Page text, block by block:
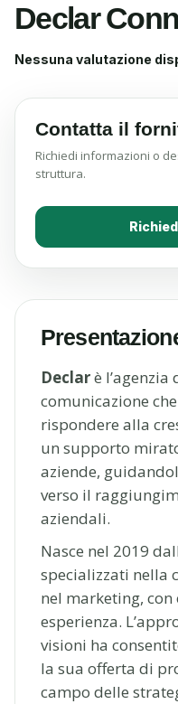
Declar
Nessuna valutazione
Contatta il
Richiedi informazioni o
struttura.
Declarè
comunicazione
rispondere alla
un supporto
aziende,
verso il
aziendali.
Nasce nel 2019
specializzati nella
nel marketing,
esperienza.
visioni ha
la sua offerta di
campo delle